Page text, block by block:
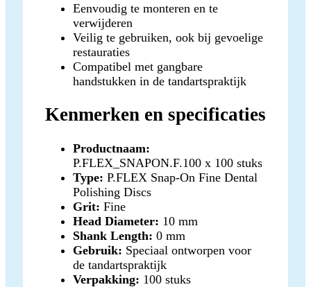
Eenvoudig te monteren en te
verwijderen
Veilig te gebruiken, ook bij gevoelige
restauraties
Compatibel met gangbare
handstukken in de tandartspraktijk
Kenmerken en specificaties
Productnaam:
P.FLEX_SNAPON.F.100 x 100 stuks
Type: P.FLEX Snap-On Fine Dental
Polishing Discs
Grit: Fine
Head Diameter: 10 mm
Shank Length: 0 mm
Gebruik: Speciaal ontworpen voor
de tandartspraktijk
Verpakking: 100 stuks